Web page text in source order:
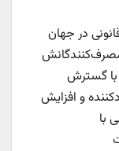
در جهان
با گسترش
و افزایش
با